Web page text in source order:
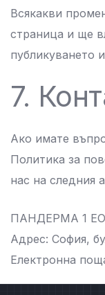
Всякакви
страница и ще
публикуването
7.
Ако имате
Политика за
нас на следния
ПАНДЕРМА 1
Адрес: София,
Електронна